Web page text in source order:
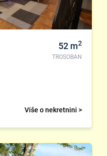
52 m2
TROSOBAN
Više o nekretnini >